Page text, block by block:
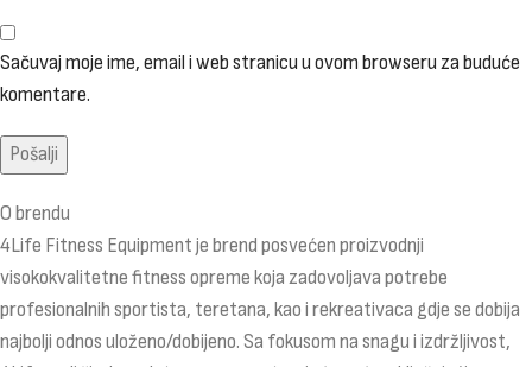
Sačuvaj moje ime, email i web stranicu u ovom browseru za buduće
komentare.
O brendu
4Life Fitness Equipment je brend posvećen proizvodnji
visokokvalitetne fitness opreme koja zadovoljava potrebe
profesionalnih sportista, teretana, kao i rekreativaca gdje se dobija
najbolji odnos uloženo/dobijeno. Sa fokusom na snagu i izdržljivost,